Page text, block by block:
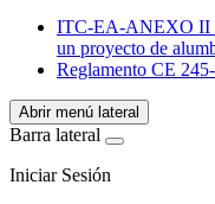
WhatsApp
ITC-EA-ANEXO II
un proyecto de
Reglamento CE
Abrir menú lateral
Barra lateral
Iniciar Sesión